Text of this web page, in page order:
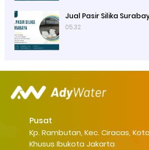
Jual Pasir Silika
05.32
Pusat
Kp. Rambutan, Kec. Ciracas,
Khusus Ibukota Jakarta